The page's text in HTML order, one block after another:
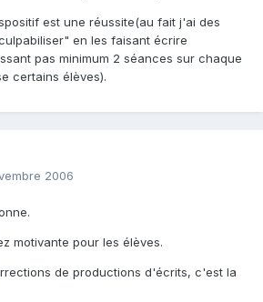
est une réussite(au fait j'ai des
en les faisant écrire
pas minimum 2 séances sur chaque
certains élèves).
2006
motivante pour les élèves.
de productions d'écrits, c'est la